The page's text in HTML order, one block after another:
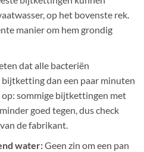
op het bovenste rek.
manier om hem grondig
dat alle bacteriën
dan een paar minuten
op: sommige bijtkettingen met
goed tegen, dus check
de fabrikant.
water:Geen zin om een pan